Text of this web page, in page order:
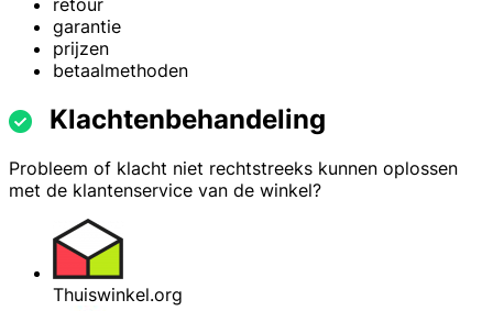
retour
garantie
prijzen
betaalmethoden
Klachtenbehandeling
Probleem of klacht niet rechtstreeks kunnen oplossen
met de klantenservice van de winkel?
Thuiswinkel.org